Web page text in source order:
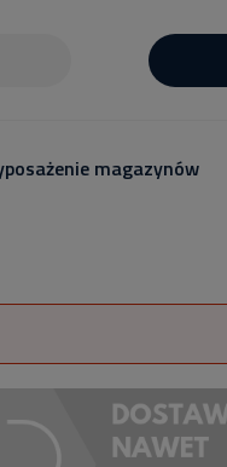
magazynów